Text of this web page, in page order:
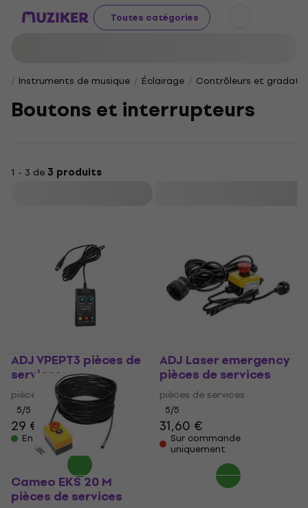
Toutes catégories
Instruments de musique Éclairage Contrôleurs et
Boutons et interrupteurs
1 - 3 de3 produits
ADJ VPEPT3 pièces de
services
pièces de services
5/5
29 €
En stock
ADJ Laser emergency
pièces de services
pièces de services
5/5
31,60 €
Sur commande
uniquement
Cameo EKS 20 M
pièces de services